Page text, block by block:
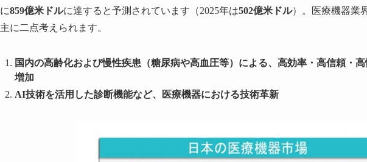
に859億米ドルに達すると予測されています（2025年は502億米ドル）。医療機器業
主に二点考えられます。
国内の高齢化および慢性疾患（糖尿病や高血圧等）による、高効率・高信頼・
増加
AI技術を活用した診断機能など、医療機器における技術革新